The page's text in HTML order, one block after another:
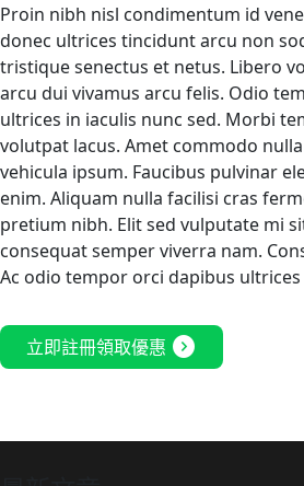
Proin nibh nisl condimentum id
donec ultrices tincidunt arcu non
tristique senectus et netus. Libero
arcu dui vivamus arcu felis. Odio
ultrices in iaculis nunc sed. Morbi
volutpat lacus. Amet commodo
vehicula ipsum. Faucibus pulvinar
enim. Aliquam nulla facilisi cras
pretium nibh. Elit sed vulputate mi
consequat semper viverra nam.
Ac odio tempor orci dapibus
立即註冊領取優惠 expand_circle_right